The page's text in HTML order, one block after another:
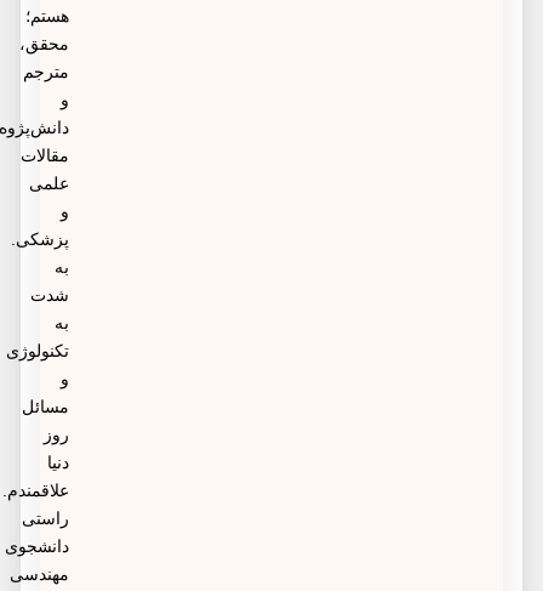
هستم؛
محقق،
مترجم
دانش‌پژوه
مقالات
علمی
پزشکی.
شدت
تکنولوژی
مسائل
علاقمندم.
راستی
دانشجوی
مهندسی